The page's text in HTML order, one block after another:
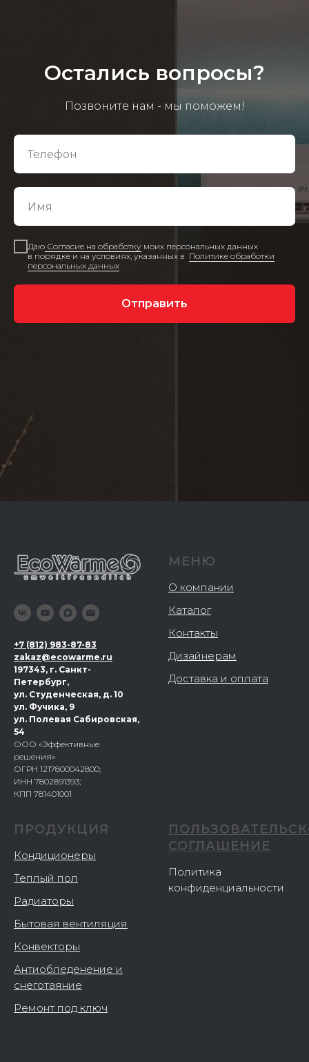
Остались вопросы?
Позвоните нам - мы поможем!
Даю Согласие на обработку моих персональных данных
в порядке и на условиях, указанных в Политике обработки
персональных данных
Отправить
+7 (812) 983-87-83
zakaz@ecowarme.ru
197343, г. Санкт-
Петербург,
ул. Студенческая, д. 10
ул. Фучика, 9
ул. Полевая Сабировская,
54
ООО «Эффективные
решения»
ОГРН 1217800042800;
ИНН 7802891393;
КПП 781401001
МЕНЮ
О компании
Каталог
Контакты
Дизайнерам
Доставка и оплата
ПРОДУКЦИЯ
Кондиционеры
Теплый пол
Радиаторы
Бытовая вентиляция
Конвекторы
Антиобледенение и
снеготаяние
Ремонт под ключ
СОГЛАШЕНИЕ
Политика
конфиденциальности